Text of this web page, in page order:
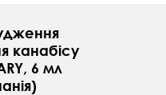
канабісу
6 мл